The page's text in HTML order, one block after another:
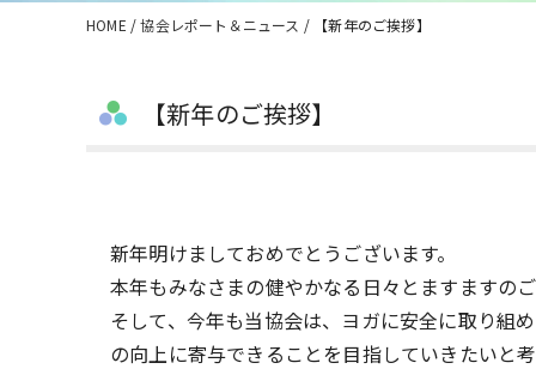
HOME /協会レポート＆ニュース / 【新年のご挨拶】
【新年のご挨拶】
新年明けましておめでとうございます。
本年もみなさまの健やかなる日々とますますの
そして、今年も当協会は、ヨガに安全に取り
の向上に寄与できることを目指していきたいと考